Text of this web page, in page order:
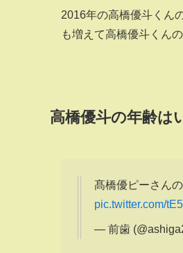
2016年の高橋優斗くん
も増えて高橋優斗くん
高橋優斗の年齢は
髙橋優ピーさん
pic.twitter.com/
— 前歯